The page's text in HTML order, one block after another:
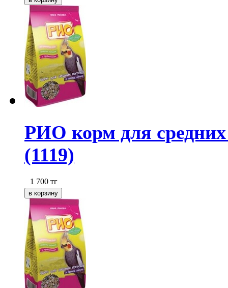
РИО корм для средних
(1119)
1 700 тг